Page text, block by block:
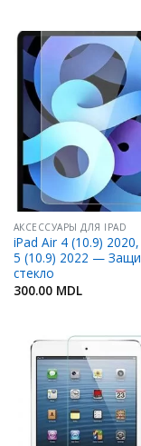
АКСЕССУАРЫ ДЛЯ IPAD
iPad Air 4 (10.9)
5 (10.9) 2022 —
стекло
300.00 MDL